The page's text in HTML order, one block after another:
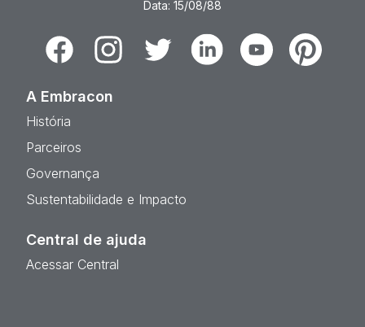
Data: 15/08/88
FacebookInstagramTwitter LinkedinYoutubePinterest
A Embracon
História
Parceiros
Governança
Sustentabilidade e Impacto
Central de ajuda
Acessar Central